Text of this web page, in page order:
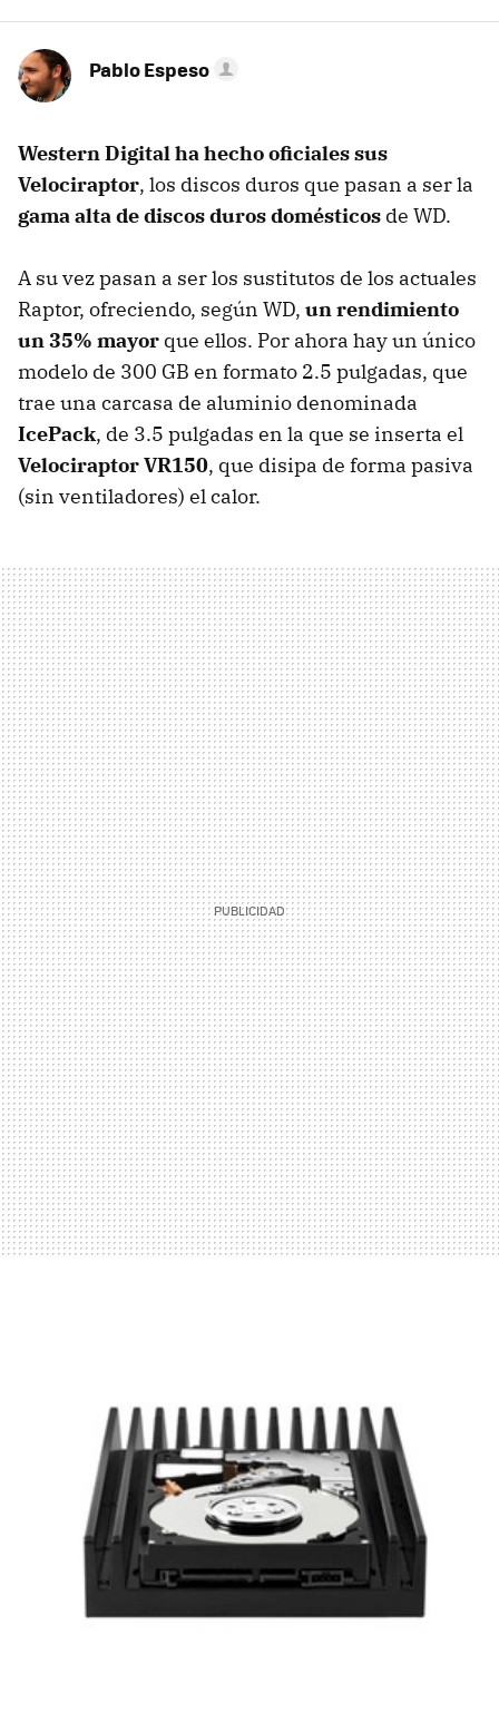
Pablo Espeso
Western Digital ha hecho oficiales sus
Velociraptor, los discos duros que pasan a ser la
gama alta de discos duros domésticos de WD.
A su vez pasan a ser los sustitutos de los actuales
Raptor, ofreciendo, según WD, un rendimiento
un 35% mayor que ellos. Por ahora hay un único
modelo de 300 GB en formato 2.5 pulgadas, que
trae una carcasa de aluminio denominada
IcePack, de 3.5 pulgadas en la que se inserta el
Velociraptor VR150, que disipa de forma pasiva
(sin ventiladores) el calor.